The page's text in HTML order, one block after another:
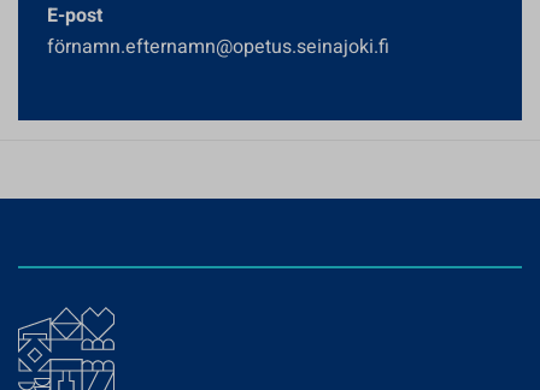
E-post
förnamn.efternamn@opetus.seinajoki.fi